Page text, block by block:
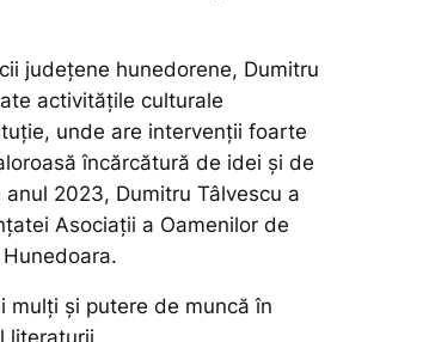
județene hunedorene, Dumitru
activitățile culturale
unde are intervenții foarte
încărcătură de idei și de
2023, Dumitru Tâlvescu a
Asociații a Oamenilor de
mulți și putere de muncă în